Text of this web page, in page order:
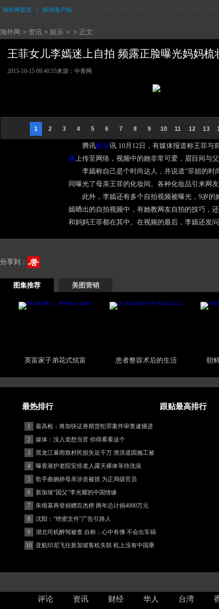
海外网首页 移动客户端
海外网 > 资讯 > 娱乐 > > 正文
王菲女儿李嫣迷上自拍 频露正脸曝光妈妈
2015-10-15 09:40:55来源：中青网
1 2 3 4 5 6 7 8 9 10 11 12 13
腾讯娱乐讯 10月12日，有媒体报道称王菲与
频上传至网络，视频中的她非常可爱，眉目间与
李嫣称自己是个时尚达人，并说道“菲姐的
同曝光了母亲王菲的化妆间。各种化妆品引来网
此外，李嫣还有多个自拍视频被曝光，9岁
嫣晒出的自拍视频中，有她教网友自拍的技巧，
和妈妈王菲都在其中。在视频的最后，李嫣还发
分享到：
图集推荐 美图营销
英富家子弟花式炫富 患者整容术后的生活 朝
最热排行 跟贴最高排行
1
最高检：将加快证券期货犯罪案件审查逮捕进
度
2
媒体：没入党想当官 你得看看这个
3
黑龙江暴雨致村民损失近千万 泄洪道因施工被
堵
4
曝香港护老院安排老人露天裸体等待洗澡
5
歌手曲婉婷母亲涉贪被抓 为正局级官员
6
新加坡“国父”李光耀的中国情缘
7
朱镕基再登捐赠百杰榜 两年总计捐4000万元
8
沈阳：“绝密文件”广告引路人
9
湖北司机醉驾被查 自称：心中有佛 不会出车祸
(图)
10
亚航印尼飞往新加坡客机失联 机上没有中国乘
评论 资讯 财经 华人 台湾